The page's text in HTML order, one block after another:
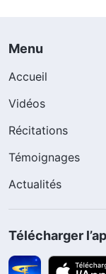
Menu
Accueil
Vidéos
Récitations
Témoignages
Actualités
Télécharger